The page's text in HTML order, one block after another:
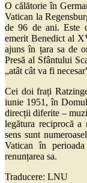
O călătorie în
Vatican la
de 96 de ani. Este
emerit Benedict al
ajuns în țara sa de
Presă al Sfântului
„atât cât va fi
Cei doi frați
iunie 1951, în
direcții diferite –
legătura reciprocă a
sens sunt
Vatican în
renunțarea sa.
Traducere: LNU